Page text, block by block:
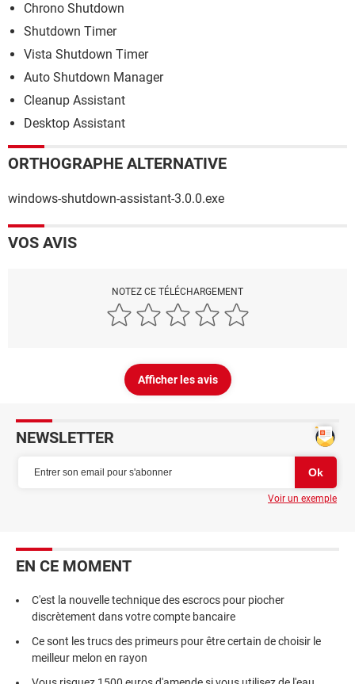
Chrono Shutdown
Shutdown Timer
Vista Shutdown Timer
Auto Shutdown Manager
Cleanup Assistant
Desktop Assistant
ORTHOGRAPHE ALTERNATIVE
windows-shutdown-assistant-3.0.0.exe
VOS AVIS
NOTEZ CE TÉLÉCHARGEMENT
Afficher les avis
NEWSLETTER
Voir un exemple
EN CE MOMENT
C'est la nouvelle technique des escrocs pour piocher
discrètement dans votre compte bancaire
Ce sont les trucs des primeurs pour être certain de choisir le
meilleur melon en rayon